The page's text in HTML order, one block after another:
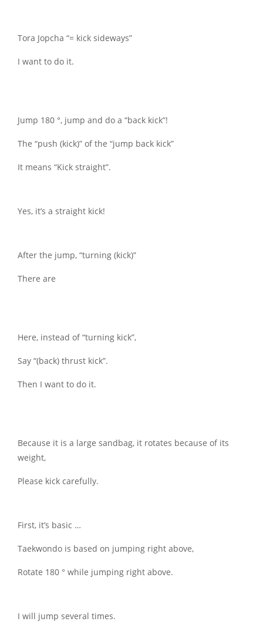
Tora Jopcha “= kick sideways”
I want to do it.
Jump 180 °, jump and do a “back kick”!
The “push (kick)” of the “jump back kick”
It means “Kick straight”.
Yes, it’s a straight kick!
After the jump, “turning (kick)”
There are
Here, instead of “turning kick”,
Say “(back) thrust kick”.
Then I want to do it.
Because it is a large sandbag, it rotates because of its
weight,
Please kick carefully.
First, it’s basic …
Taekwondo is based on jumping right above,
Rotate 180 ° while jumping right above.
I will jump several times.